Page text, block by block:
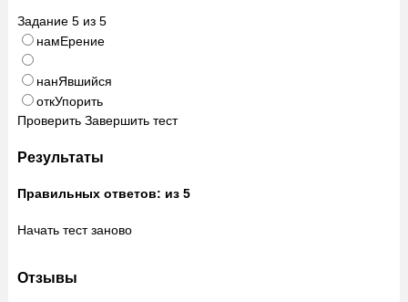
Задание 5из 5
намЕрение
нанЯвшийся
откУпорить
Проверить Завершить тест
Результаты
Правильных ответов: из 5
Начать тест заново
Отзывы